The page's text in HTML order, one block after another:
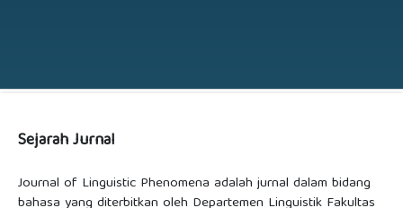
Sejarah Jurnal
Journal of Linguistic Phenomena adalah jurnal dalam bidang
bahasa yang diterbitkan oleh Departemen Linguistik Fakultas